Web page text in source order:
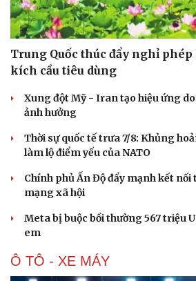
Trung Quốc thúc đẩy nghỉ
kích cầu tiêu dùng
Xung đột Mỹ - Iran tạo hiệu ứng
ảnh hưởng
Thời sự quốc tế trưa 7/8: Khủng
làm lộ điểm yếu của NATO
Chính phủ Ấn Độ đẩy mạnh kết nối
mạng xã hội
Meta bị buộc bồi thường 567 triệu
em
Ô TÔ - XE MÁY